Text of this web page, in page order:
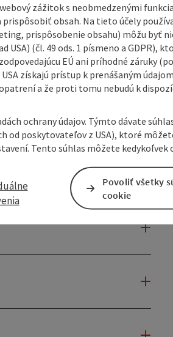
zážitok s neobmedzenými
obsah. Na tieto účely
prispôsobenie obsahu) môžu byť
(čl. 49 ods. 1 písmeno a GDPR),
EÚ ani príhodné záruky
získajú prístup k prenášaným
a že proti tomu nebudú k
ochrany údajov. Týmto dávate
od poskytovateľov z USA), ktoré
Tento súhlas môžete kedykoľvek
Povoliť všetky
cookie